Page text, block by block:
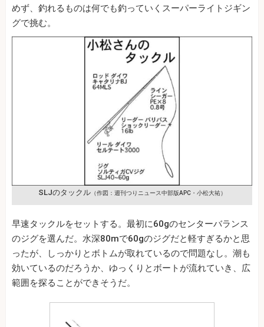
めず、釣れるものは何でも釣っていくスーパーライトジギン
グで挑む。
SLJのタックル（作図：週刊つりニュース中部版APC・小松大祐）
早速タックルをセットする。最初に60gのセンターバランス
のジグを選んだ。水深80mで60gのジグだと軽すぎるかと思
ったが、しっかりとボトムが取れているので問題なし。潮も
効いているのだろうか、ゆっくりとボートが流れていき、広
範囲を探ることができそうだ。